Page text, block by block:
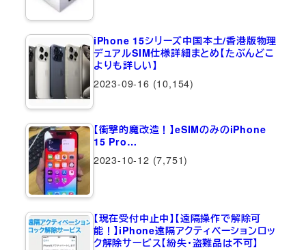
iPhone 15シリーズ中国本土/香港版物理
デュアルSIM仕様詳細まとめ【たぶんどこ
よりも詳しい】
2023-09-16 (10,154)
【衝撃的魔改造！】eSIMのみのiPhone
15 Pro…
2023-10-12 (7,751)
【現在受付中止中】【遠隔操作で解除可
能！】iPhone遠隔アクティベーションロッ
ク解除サービス【紛失・盗難品は不可】